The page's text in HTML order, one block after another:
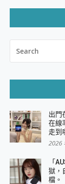
FOR:
出門
在線
走到
2026
「
獄，
檔。